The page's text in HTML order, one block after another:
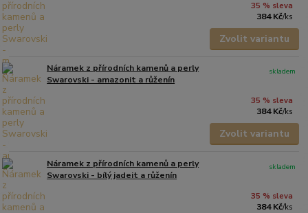
35 % sleva
384 Kč/ks
Zvolit variantu
Náramek z přírodních kamenů a perly
Swarovski - amazonit a růženín
35 % sleva
384 Kč/ks
skladem
Zvolit variantu
Náramek z přírodních kamenů a perly
Swarovski - bílý jadeit a růženín
35 % sleva
384 Kč/ks
skladem